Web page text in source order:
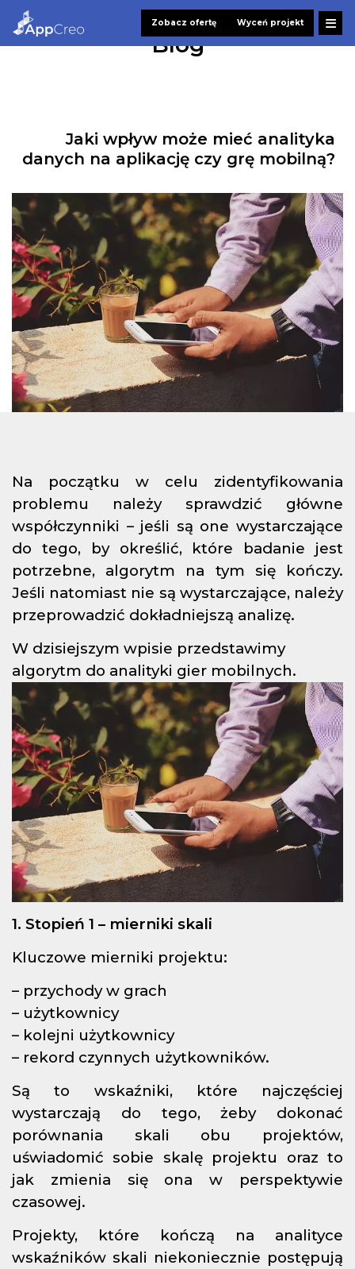
Zobacz ofertę Wyceń projekt
Blog
Jaki wpływ może mieć analityka
danych na aplikację czy grę mobilną?
Na początku w celu zidentyfikowania
problemu należy sprawdzić główne
współczynniki – jeśli są one wystarczające
do tego, by określić, które badanie jest
potrzebne, algorytm na tym się kończy.
Jeśli natomiast nie są wystarczające, należy
przeprowadzić dokładniejszą analizę.
W dzisiejszym wpisie przedstawimy
algorytm do analityki gier mobilnych.
1. Stopień 1 – mierniki skali
Kluczowe mierniki projektu:
– przychody w grach
– użytkownicy
– kolejni użytkownicy
– rekord czynnych użytkowników.
Są to wskaźniki, które najczęściej
wystarczają do tego, żeby dokonać
porównania skali obu projektów,
uświadomić sobie skalę projektu oraz to
jak zmienia się ona w perspektywie
czasowej.
Projekty, które kończą na analityce
wskaźników skali niekoniecznie postępują